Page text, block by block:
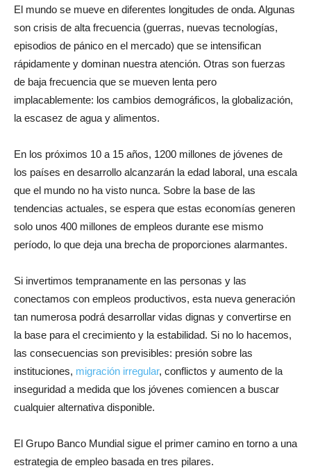
El mundo se mueve en diferentes longitudes de onda. Algunas
son crisis de alta frecuencia (guerras, nuevas tecnologías,
episodios de pánico en el mercado) que se intensifican
rápidamente y dominan nuestra atención. Otras son fuerzas
de baja frecuencia que se mueven lenta pero
implacablemente: los cambios demográficos, la globalización,
la escasez de agua y alimentos.
En los próximos 10 a 15 años, 1200 millones de jóvenes de
los países en desarrollo alcanzarán la edad laboral, una escala
que el mundo no ha visto nunca. Sobre la base de las
tendencias actuales, se espera que estas economías generen
solo unos 400 millones de empleos durante ese mismo
período, lo que deja una brecha de proporciones alarmantes.
Si invertimos tempranamente en las personas y las
conectamos con empleos productivos, esta nueva generación
tan numerosa podrá desarrollar vidas dignas y convertirse en
la base para el crecimiento y la estabilidad. Si no lo hacemos,
las consecuencias son previsibles: presión sobre las
instituciones, migración irregular, conflictos y aumento de la
inseguridad a medida que los jóvenes comiencen a buscar
cualquier alternativa disponible.
El Grupo Banco Mundial sigue el primer camino en torno a una
estrategia de empleo basada en tres pilares.